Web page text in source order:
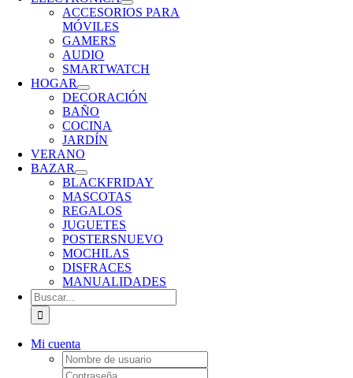
ACCESORIOS PARA
MÓVILES
GAMERS
AUDIO
SMARTWATCH
HOGAR
DECORACIÓN
BAÑO
COCINA
JARDÍN
VERANO
BAZAR
BLACKFRIDAY
MASCOTAS
REGALOS
JUGUETES
POSTERSNUEVO
MOCHILAS
DISFRACES
MANUALIDADES
Buscar:
Mi cuenta
Username:
Password: